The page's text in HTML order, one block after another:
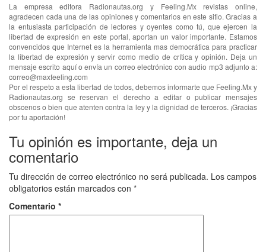
La empresa editora Radionautas.org y Feeling.Mx revistas online,
agradecen cada una de las opiniones y comentarios en este sitio. Gracias a
la entusiasta participación de lectores y oyentes como tú, que ejercen la
libertad de expresión en este portal, aportan un valor importante. Estamos
convencidos que Internet es la herramienta mas democrática para practicar
la libertad de expresión y servir como medio de crítica y opinión. Deja un
mensaje escrito aquí o envía un correo electrónico con audio mp3 adjunto a:
correo@maxfeeling.com
Por el respeto a esta libertad de todos, debemos informarte que Feeling.Mx y
Radionautas.org se reservan el derecho a editar o publicar mensajes
obscenos o bien que atenten contra la ley y la dignidad de terceros. ¡Gracias
por tu aportación!
Tu opinión es importante, deja un
comentario
Tu dirección de correo electrónico no será publicada. Los campos
obligatorios están marcados con *
Comentario *